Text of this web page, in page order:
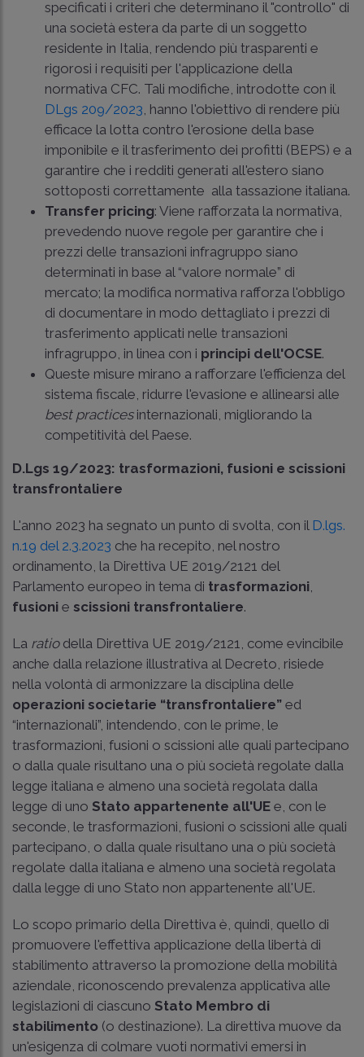
specificati i criteri che determinano il "controllo" di
una società estera da parte di un soggetto
residente in Italia, rendendo più trasparenti e
rigorosi i requisiti per l'applicazione della
normativa CFC. Tali modifiche, introdotte con il
DLgs 209/2023 , hanno l'obiettivo di rendere più
efficace la lotta contro l'erosione della base
imponibile e il trasferimento dei profitti (BEPS) e a
garantire che i redditi generati all'estero siano
sottoposti correttamente alla tassazione italiana.
Transfer pricing: Viene rafforzata la normativa,
prevedendo nuove regole per garantire che i
prezzi delle transazioni infragruppo siano
determinati in base al “valore normale” di
mercato; la modifica normativa rafforza l'obbligo
di documentare in modo dettagliato i prezzi di
trasferimento applicati nelle transazioni
infragruppo, in linea con i principi dell'OCSE.
Queste misure mirano a rafforzare l'efficienza del
sistema fiscale, ridurre l'evasione e allinearsi alle
best practicesinternazionali, migliorando la
competitività del Paese.
D.Lgs 19/2023: trasformazioni, fusioni e scissioni
transfrontaliere
L'anno 2023 ha segnato un punto di svolta, con il D.lgs.
n.19 del 2.3.2023 che ha recepito, nel nostro
ordinamento, la Direttiva UE 2019/2121 del
Parlamento europeo in tema di trasformazioni
fusioni e scissioni transfrontaliere.
La ratiodella Direttiva UE 2019/2121, come evincibile
anche dalla relazione illustrativa al Decreto, risiede
nella volontà di armonizzare la disciplina delle
operazioni societarie “transfrontaliere” ed
“internazionali”, intendendo, con le prime, le
trasformazioni, fusioni o scissioni alle quali partecipano
o dalla quale risultano una o più società regolate dalla
legge italiana e almeno una società regolata dalla
legge di uno Stato appartenente all'UE e, con le
seconde, le trasformazioni, fusioni o scissioni alle quali
partecipano, o dalla quale risultano una o più società
regolate dalla italiana e almeno una società regolata
dalla legge di uno Stato non appartenente all'UE.
Lo scopo primario della Direttiva è, quindi, quello di
promuovere l'effettiva applicazione della libertà di
stabilimento attraverso la promozione della mobilità
aziendale, riconoscendo prevalenza applicativa alle
legislazioni di ciascuno Stato Membro di
stabilimento (o destinazione). La direttiva muove da
un'esigenza di colmare vuoti normativi emersi in